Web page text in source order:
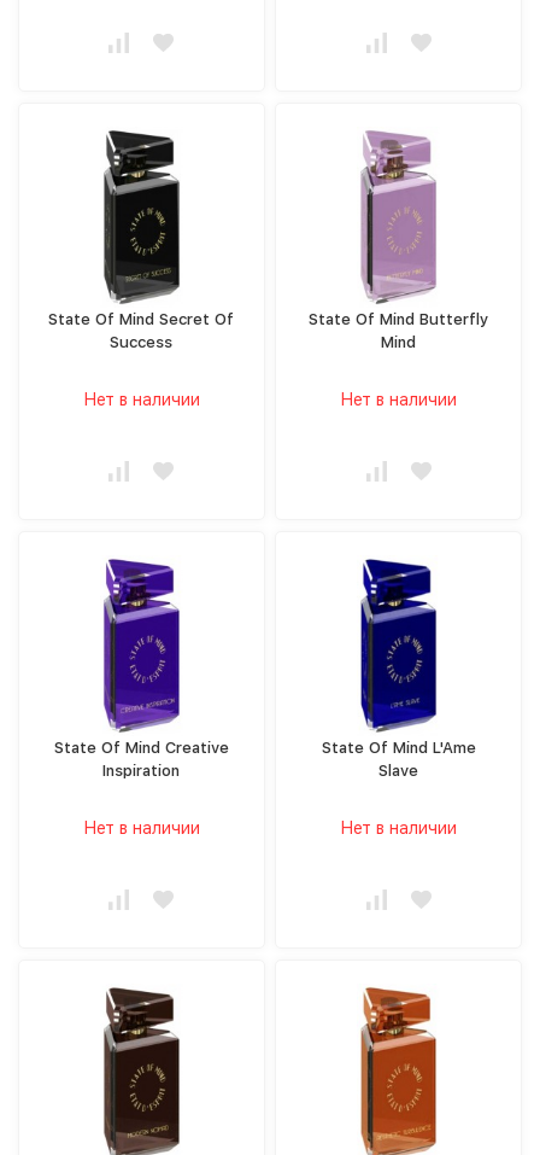
State Of Mind Secret Of
Success
Нет в наличии
State Of Mind Butterfly
Mind
Нет в наличии
State Of Mind Creative
Inspiration
Нет в наличии
State Of Mind L'Ame
Slave
Нет в наличии